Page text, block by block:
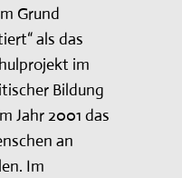
Grund
als das
im
Bildung
Jahr 2001 das
an
Im